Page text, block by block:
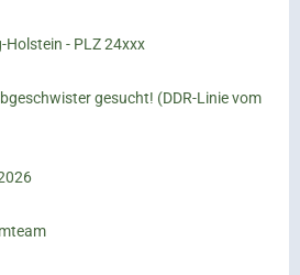
Holstein - PLZ 24xxx
gesucht! (DDR-Linie vom